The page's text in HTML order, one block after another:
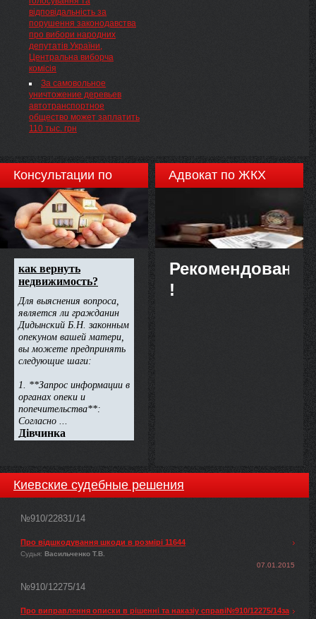
відповідальність за
порушення законодавства
про вибори народних
депутатів України,
Центральна виборча
комісія
За самовольное
уничтожение деревьев
автотранспортное
общество может заплатить
110 тыс. грн
надзора (контроля) в сфере
хозяйственной
Консультации по
недвижимости
Адвокат по ЖКХ
Рекомендовано
!
Киевские судебные решения
№910/22831/14
Про відшкодування шкоди в розмірі 11644
Судья: Васильченко Т.В.
07.01.2015
№910/12275/14
Про виправлення описки в рішенні та наказіу справі№910/12275/14за